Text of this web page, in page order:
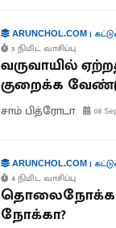
ARUNCHOL.COM|
5 நிமிட வாசிப்பு
வருவாயில்
குறைக்க
சாம் பித்ரோடா 08
ARUNCHOL.COM|
4 நிமிட வாசிப்பு
நோக்கா?